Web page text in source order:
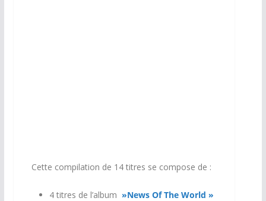
Cette compilation de 14 titres se compose de :
4 titres de l’album »News Of The World »